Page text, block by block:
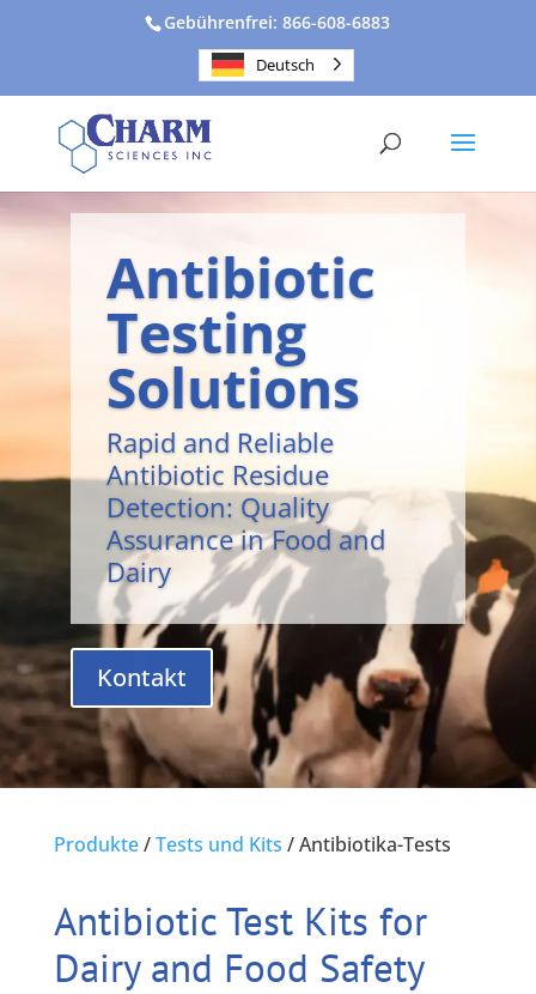
Gebührenfrei: 866-608-6883
Deutsch
Antibiotic
Testing
Solutions
Rapid and Reliable
Antibiotic Residue
Detection: Quality
Assurance in Food and
Dairy
Kontakt
Produkte/Tests und Kits /Antibiotika-Tests
Antibiotic Test Kits for
Dairy and Food Safety